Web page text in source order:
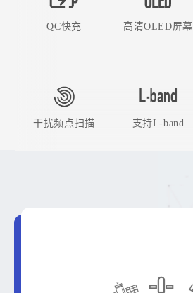
QC快充 高清OLED屏幕
干扰频点扫描 支持L-band